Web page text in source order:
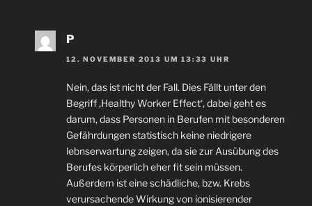
P
12. NOVEMBER 2013 UM 13:33 UHR
Nein, das ist nicht der Fall. Dies Fällt unter den
Begriff ‚Healthy Worker Effect‘, dabei geht es
darum, dass Personen in Berufen mit besonderen
Gefährdungen statistisch keine niedrigere
lebnserwartung zeigen, da sie zur Ausübung des
Berufes körperlich eher fit sein müssen.
Außerdem ist eine schädliche, bzw. Krebs
verursachende Wirkung von ionisierender